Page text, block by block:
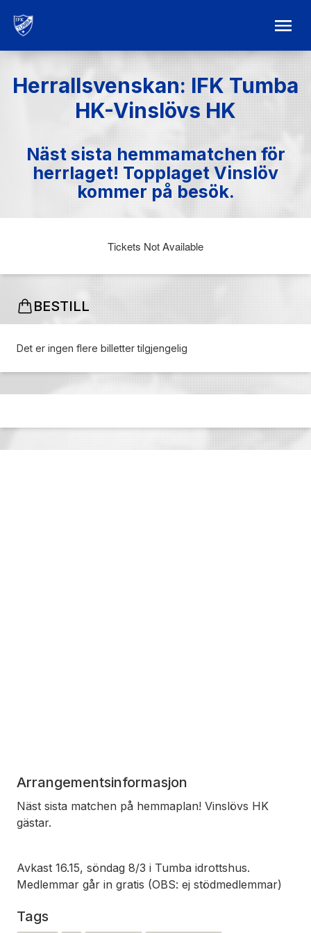
Herrallsvenskan: IFK Tumba
HK-Vinslövs HK
Näst sista hemmamatchen för
herrlaget! Topplaget Vinslöv
kommer på besök.
Tickets Not Available
BESTILL
Det er ingen flere billetter tilgjengelig
Arrangementsinformasjon
Näst sista matchen på hemmaplan! Vinslövs HK
gästar.
Avkast 16.15, söndag 8/3 i Tumba idrottshus.
Medlemmar går in gratis (OBS: ej stödmedlemmar)
Tags